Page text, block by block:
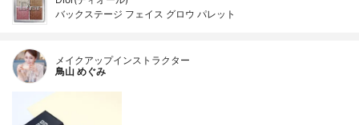
バックステージ フェイス グロウ パレット
メイクアップインストラクター
鳥山 めぐみ